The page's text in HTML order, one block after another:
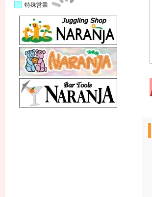
特殊営業